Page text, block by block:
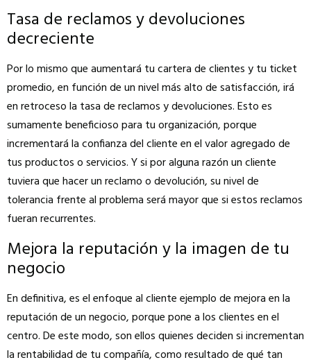
Tasa de reclamos y devoluciones
decreciente
Por lo mismo que aumentará tu cartera de clientes y tu ticket
promedio, en función de un nivel más alto de satisfacción, irá
en retroceso la tasa de reclamos y devoluciones. Esto es
sumamente beneficioso para tu organización, porque
incrementará la confianza del cliente en el valor agregado de
tus productos o servicios. Y si por alguna razón un cliente
tuviera que hacer un reclamo o devolución, su nivel de
tolerancia frente al problema será mayor que si estos reclamos
fueran recurrentes.
Mejora la reputación y la imagen de tu
negocio
En definitiva, es el enfoque al cliente ejemplo de mejora en la
reputación de un negocio, porque pone a los clientes en el
centro. De este modo, son ellos quienes deciden si incrementan
la rentabilidad de tu compañía, como resultado de qué tan